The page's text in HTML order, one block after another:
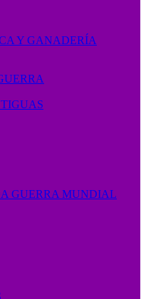
Y GANADERÍA
GUERRA MUNDIAL